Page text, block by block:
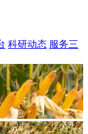
科研动态 服务三